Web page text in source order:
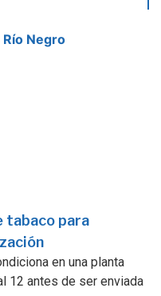
Río Negro
tabaco para
en una planta
12 antes de ser enviada